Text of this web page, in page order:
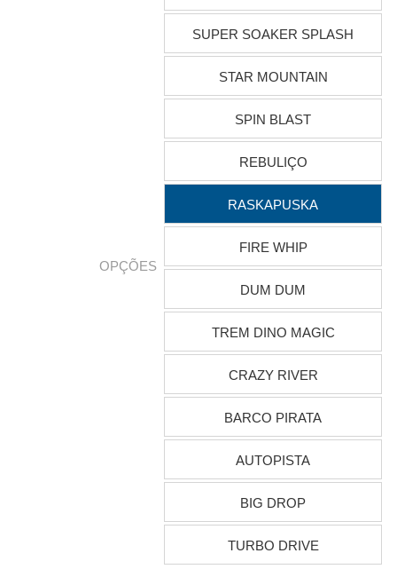
OPÇÕES
SUPER SOAKER SPLASH
STAR MOUNTAIN
SPIN BLAST
REBULIÇO
RASKAPUSKA
FIRE WHIP
DUM DUM
TREM DINO MAGIC
CRAZY RIVER
BARCO PIRATA
AUTOPISTA
BIG DROP
TURBO DRIVE